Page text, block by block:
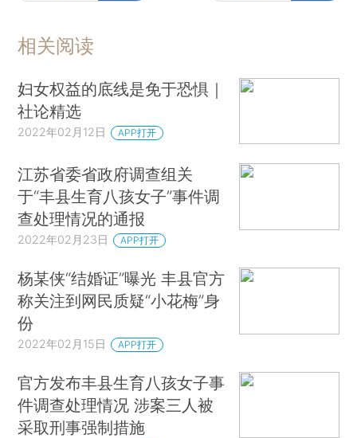
相关阅读
妇女权益的底线是免于恐惧｜
社论精选
2022年02月12日 APP打开
江苏省委省政府调查组关
于“丰县生育八孩女子”事件调
查处理情况的通报
2022年02月23日 APP打开
杨某侠“结婚证”曝光 丰县官方
称关注到网民质疑“小花梅”身
份
2022年02月15日 APP打开
官方发布丰县生育八孩女子事
件调查处理情况 涉案三人被
采取刑事强制措施